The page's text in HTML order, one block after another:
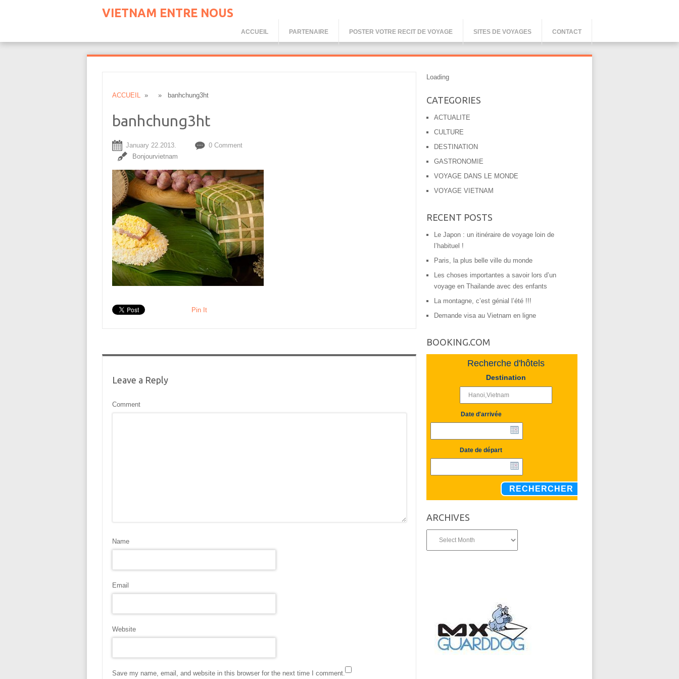
VIETNAM ENTRE NOUS
ACCUEIL PARTENAIRE POSTER VOTRE RECIT DE VOYAGE SITES DE VOYAGES CONTACT
ACCUEIL» » banhchung3ht
banhchung3ht
January 22.2013.
0 Comment
Bonjourvietnam
Pin It
Leave a Reply
Comment
Name
Email
Website
Save my name, email, and website in this browser for the next time I comment.
Loading
CATEGORIES
ACTUALITE
CULTURE
DESTINATION
GASTRONOMIE
VOYAGE DANS LE MONDE
VOYAGE VIETNAM
RECENT POSTS
Le Japon : un itinéraire de voyage loin de
l’habituel !
Paris, la plus belle ville du monde
Les choses importantes a savoir lors d’un
voyage en Thailande avec des enfants
La montagne, c’est génial l’été !!!
Demande visa au Vietnam en ligne
BOOKING.COM
Recherche d'hôtels
Destination
Date d'arrivée
Date de départ
RECHERCHER
ARCHIVES